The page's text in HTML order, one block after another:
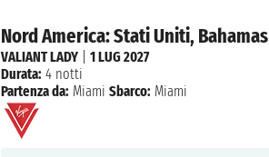
Nord America: Stati Uniti, Bahamas
VALIANT LADY |1 LUG 2027
Durata: 4 notti
Partenza da: Miami Sbarco: Miami